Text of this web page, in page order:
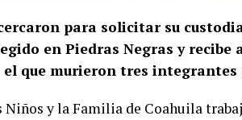
para solicitar su
en Piedras Negras y recibe
que murieron tres
Niños y la Familia de Coahuila